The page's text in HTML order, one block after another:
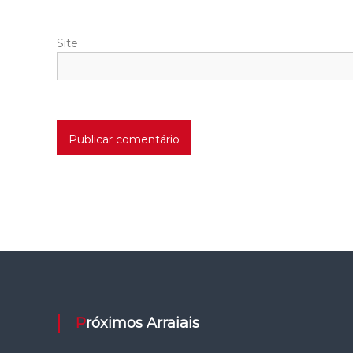
Site
Próximos Arraiais